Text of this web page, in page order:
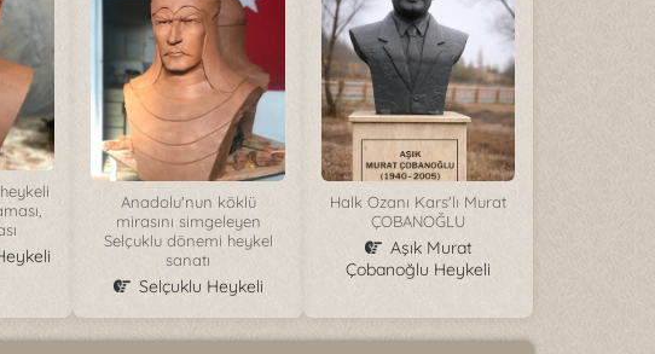
Anadolu'nun köklü
mirasını simgeleyen
Selçuklu dönemi heykel
sanatı
Selçuklu Heykeli
Halk Ozanı Kars'lı Murat
ÇOBANOĞLU
Aşık Murat
Çobanoğlu Heykeli